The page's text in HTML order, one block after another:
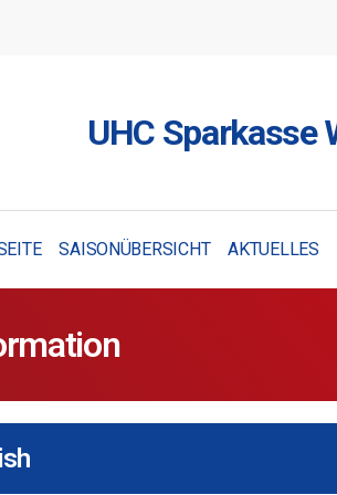
UHC Sparkasse
SAISONÜBERSICHT AKTUELLES